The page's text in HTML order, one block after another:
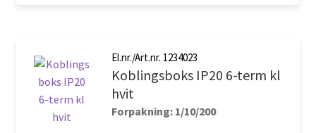
El.nr./Art.nr. 1234023
Koblingsboks IP20 6-term kl
hvit
Forpakning: 1/10/200